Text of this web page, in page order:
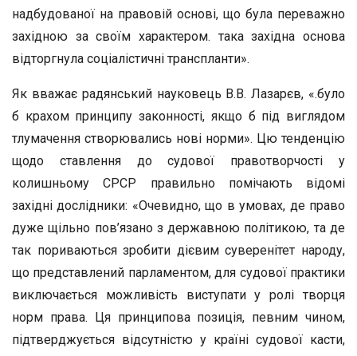
надбудованої на правовій основі, що була переважно
західною за своїм характером. така західна основа
відторгнула соціалістичні транспланти».
Як вважає радянський науковець В.В. Лазарєв, «.було
б крахом принципу законності, якщо б під виглядом
тлумачення створювались нові норми». Цю тенденцію
щодо ставлення до судової правотворчості у
колишньому СРСР правильно помічають відомі
західні дослідники: «Очевидно, що в умовах, де право
дуже щільно пов’язано з державною політикою, та де
так пориваються зробити дієвим суверенітет народу,
що представлений парламентом, для судової практики
виключається можливість виступати у ролі творця
норм права. Ця принципова позиція, певним чином,
підтверджується відсутністю у країні судової касти,